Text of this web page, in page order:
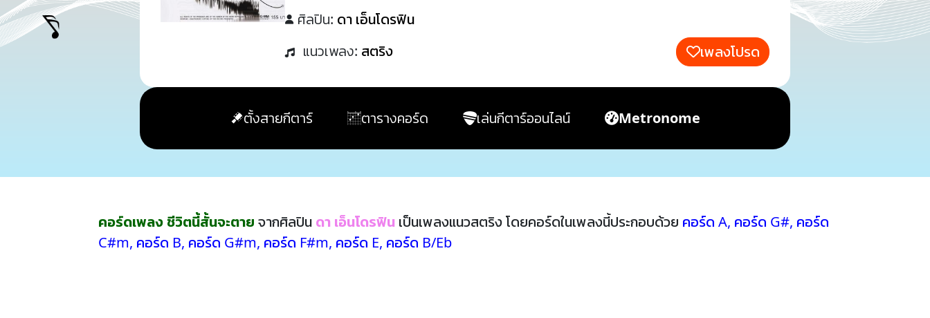
ศิลปิน: ดา เอ็นโดรฟิน
แนวเพลง: สตริง เพลงโปรด
ตั้งสายกีตาร์ ตารางคอร์ด เล่นกีตาร์ออนไลน์ Metronome
คอร์ดเพลง ชีวิตนี้สั้นจะตาย จากศิลปิน ดา เอ็นโดรฟิน เป็นเพลงแนวสตริง โดยคอร์ดในเพลงนี้ประกอบด้วย คอร์ด A, คอร์ด G#, คอร์ด
C#m, คอร์ด B, คอร์ด G#m, คอร์ด F#m, คอร์ด E, คอร์ด B/Eb